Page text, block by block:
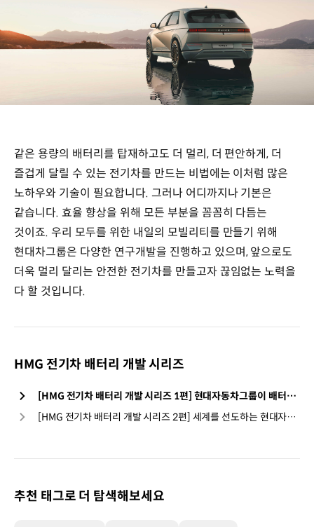
같은 용량의 배터리를 탑재하고도 더 멀리, 더 편안하게, 더
즐겁게 달릴 수 있는 전기차를 만드는 비법에는 이처럼 많은
노하우와 기술이 필요합니다. 그러나 어디까지나 기본은
같습니다. 효율 향상을 위해 모든 부분을 꼼꼼히 다듬는
것이죠. 우리 모두를 위한 내일의 모빌리티를 만들기 위해
현대차그룹은 다양한 연구개발을 진행하고 있으며, 앞으로도
더욱 멀리 달리는 안전한 전기차를 만들고자 끊임없는 노력을
다 할 것입니다.
HMG 전기차 배터리 개발 시리즈
[HMG 전기차 배터리 개발 시리즈 1편] 현대자동차그룹이 배터리를 개발하는 이유
[HMG 전기차 배터리 개발 시리즈 2편] 세계를 선도하는 현대자동차그룹 전기차의 비결, BMS
추천 태그로 더 탐색해보세요